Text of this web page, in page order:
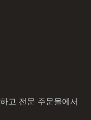
고 전문 주문몰에서